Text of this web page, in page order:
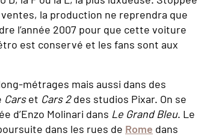
ventes, la production ne reprendra que
l’année 2007 pour que cette voiture
est conservé et les fans sont aux
métrages mais aussi dans des
Carset Cars 2des studios Pixar. On se
d’Enzo Molinari dans Le Grand Bleu. Le
dans les rues de Rome dans